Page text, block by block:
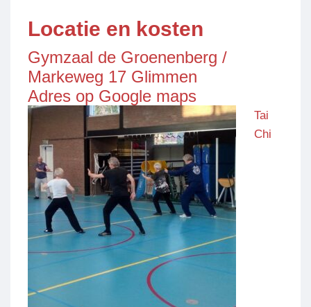
Locatie en kosten
Gymzaal de Groenenberg /
Markeweg 17 Glimmen
Adres op Google maps
Tai
Chi